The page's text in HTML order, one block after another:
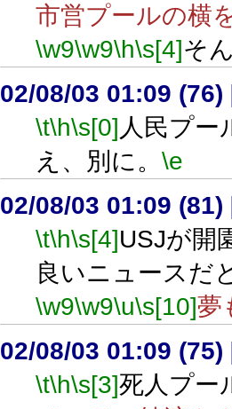
市営プールの横
\w9\w9\h\s[4]そ
02/08/03 01:09 (76)
\t\h\s[0] 人民プ
え、別に。 \e
02/08/03 01:09 (81)
\t\h\s[4]USJが開
良いニュースだ
\w9\w9\u\s[10]夢
02/08/03 01:09 (75)
\t\h\s[3]死人プー